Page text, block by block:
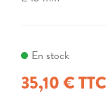
En stock
35,10 € TTC